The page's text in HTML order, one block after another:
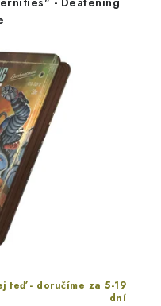
teď - doručíme za 5-19
dní